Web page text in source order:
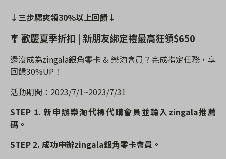
↓三步驟爽領30%以上回饋↓
🎐 歡慶夏季折扣 | 新朋友綁定禮最高狂領$650
還沒成為zingala銀角零卡 & 樂淘會員？完成指定任務，享
回饋30%UP ！
活動期間： 2023/7/1~2023/7/31
STEP 1. 新申辦樂淘代標代購會員並輸入zingala推薦
碼。
STEP 2. 成功申辦zingala銀角零卡會員。